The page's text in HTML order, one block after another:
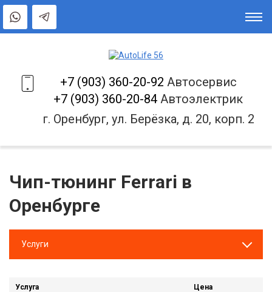
+7 (903) 360-20-92 Автосервис
+7 (903) 360-20-84 Автоэлектрик
г. Оренбург, ул. Берёзка, д. 20, корп. 2
Чип-тюнинг Ferrari в
Оренбурге
Услуги
Услуга Цена